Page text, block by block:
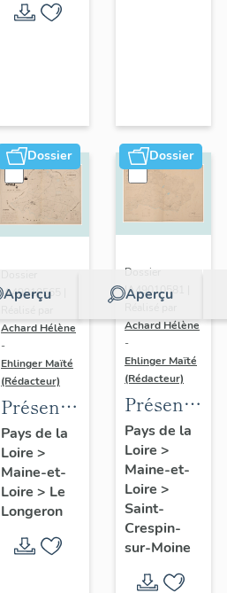
Dossier
Aperçu
IA49010565 |
Achard Hélène
-
Ehlinger Maïté
(Rédacteur)
Présentation
du
patrimoine
industriel
de la
commune
du
Pays de la
Loire >
Maine-et-
Loire > Le
Longeron
Dossier
Aperçu
Dossier
IA49010581 |
Achard Hélène
-
Ehlinger Maïté
(Rédacteur)
du
patrimoine
industriel
de la
commune
de Saint-
Crespin-
Pays de la
Loire >
Maine-et-
Loire >
Saint-
Crespin-
sur-Moine